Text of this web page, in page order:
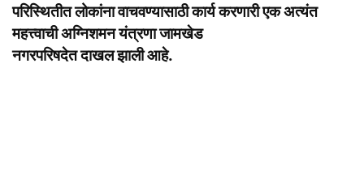
परिस्थितीत लोकांना वाचवण्यासाठी कार्य करणारी एक अत्यंत
महत्त्वाची अग्निशमन यंत्रणा जामखेड
नगरपरिषदेत दाखल झाली आहे.